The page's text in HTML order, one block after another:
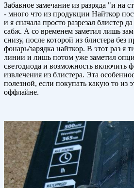
Забавное замечание из разряда "и на
- много что из продукции Найткор
и я сначала просто разрезал блистер
сабж. А со временем заметил лишь
снизу, после которой из блистера без
фонарь/зарядка найткор. В этот раз я
линии и лишь потом уже заметил
светодиода и возможность включить
извлечения из блистера. Эта
полезной, если покупать какую то из
оффлайне.